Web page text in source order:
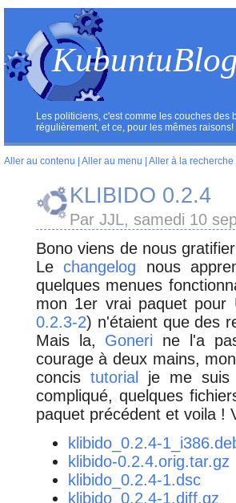
KubuntuBlog
Les politiciens, c'est comme les couches des
régulièrement, et ce, pour les mêmes raisons!
Aller au contenu Aller au menu Aller à la recherche
KLIBIDO 0.2.4
Par JJL, samedi 10
Bono viens de nous
Lechangelog nous
quelques menues
mon 1er vrai paquet pour
0.2.3-2) n'étaient que des
Mais la, Goneri ne l'a
courage à deux mains, mon
concis tutorial
je me
compliqué, quelques
paquet précédent et voila !
klibido_0.2.4-
klibido-0.2.4.orig.tar.gz
klibido_0.2.4-1.dsc
klibido_0.2.4-1.diff.gz